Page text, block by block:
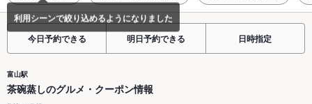
今日予約できる 明日予約できる 日時指定
富山駅
茶碗蒸しのグルメ・クーポン情報